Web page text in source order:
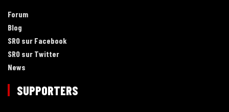
Forum
Blog
SRO sur Facebook
SRO sur Twitter
News
SUPPORTERS